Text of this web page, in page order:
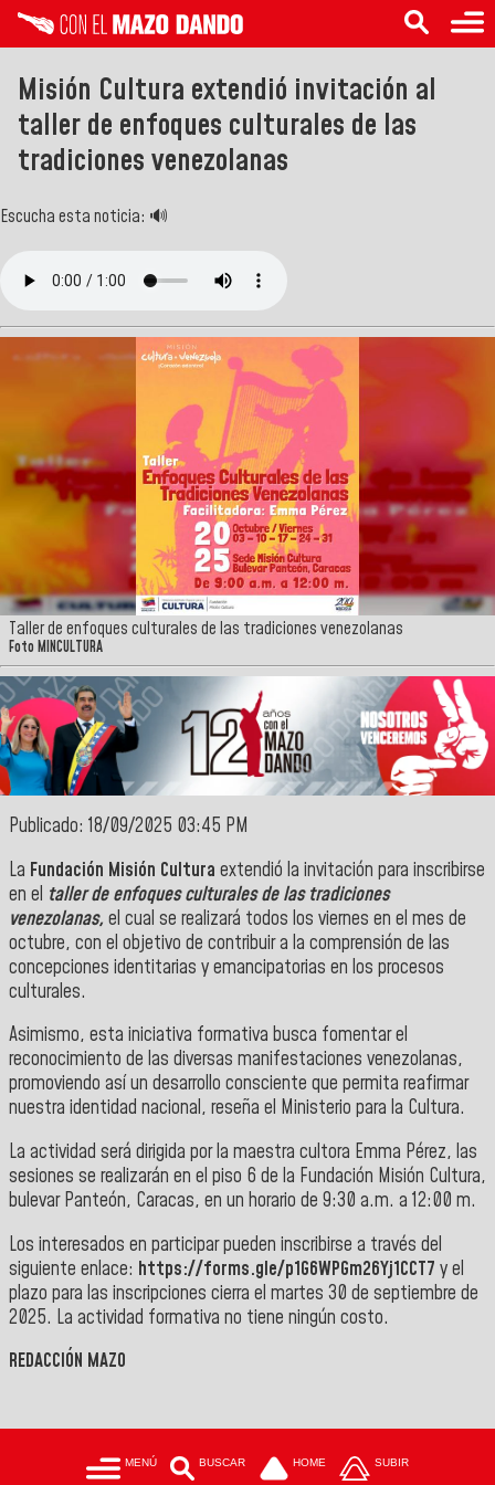
Misión Cultura extendió invitación al
taller de enfoques culturales de las
tradiciones venezolanas
Escucha esta noticia: 🔊
Taller de enfoques culturales de las tradiciones venezolanas
Foto MINCULTURA
Publicado: 18/09/2025 03:45 PM
La Fundación Misión Cultura extendió la invitación para inscribirse
en el taller de enfoques culturales de las tradiciones
venezolanas, el cual se realizará todos los viernes en el mes de
octubre, con el objetivo de contribuir a la comprensión de las
concepciones identitarias y emancipatorias en los procesos
culturales.
Asimismo, esta iniciativa formativa busca fomentar el
reconocimiento de las diversas manifestaciones venezolanas,
promoviendo así un desarrollo consciente que permita reafirmar
nuestra identidad nacional, reseña el Ministerio para la Cultura.
La actividad será dirigida por la maestra cultora Emma Pérez, las
sesiones se realizarán en el piso 6 de la Fundación Misión Cultura,
bulevar Panteón, Caracas, en un horario de 9:30 a.m. a 12:00 m.
Los interesados en participar pueden inscribirse a través del
siguiente enlace: https://forms.gle/p1G6WPGm26Yj1CCT7 y el
plazo para las inscripciones cierra el martes 30 de septiembre de
2025. La actividad formativa no tiene ningún costo.
REDACCIÓN MAZO
MENÚ BUSCAR HOME SUBIR